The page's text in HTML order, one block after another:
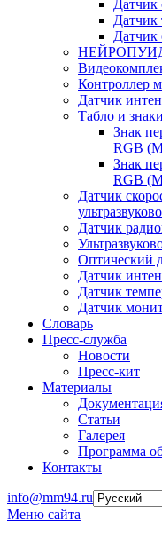
Датчик
Датчик
Датчик
Контроллер
Датчик
Табло и
Знак
RGB
Знак
RGB
Датчик
Датчик
Оптический
Датчик
Датчик
Датчик
Словарь
Пресс-служба
Новости
Пресс-кит
Материалы
Статьи
Галерея
Программа
Контакты
info@mm94.ru
Меню сайта